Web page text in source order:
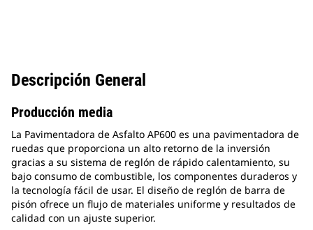
Descripción General
Producción media
La Pavimentadora de Asfalto AP600 es una pavimentadora de
ruedas que proporciona un alto retorno de la inversión
gracias a su sistema de reglón de rápido calentamiento, su
bajo consumo de combustible, los componentes duraderos y
la tecnología fácil de usar. El diseño de reglón de barra de
pisón ofrece un flujo de materiales uniforme y resultados de
calidad con un ajuste superior.